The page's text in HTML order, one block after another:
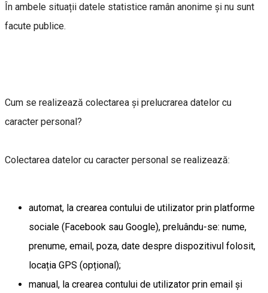
În ambele situații datele statistice ramân anonime și nu sunt
facute publice.
Cum se realizează colectarea și prelucrarea datelor cu
caracter personal?
Colectarea datelor cu caracter personal se realizează:
automat, la crearea contului de utilizator prin platforme
sociale (Facebook sau Google), preluându-se: nume,
prenume, email, poza, date despre dispozitivul folosit,
locația GPS (opțional);
manual, la crearea contului de utilizator prin email și